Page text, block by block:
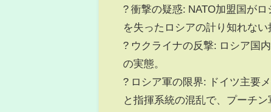
? 衝撃の疑惑: NATO加盟国が
を失ったロシアの計り知れない
? ウクライナの反撃: ロシア国
の実態。
? ロシア軍の限界: ドイツ主要
と指揮系統の混乱で、プーチ